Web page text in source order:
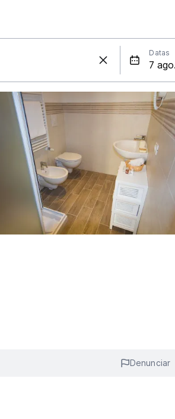
Datas
Denunciar